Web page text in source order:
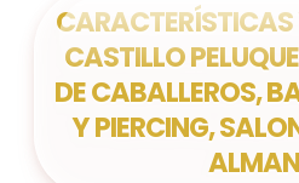
CARACTERÍSTICAS
CASTILLO
DE CABALLEROS,
Y PIERCING,